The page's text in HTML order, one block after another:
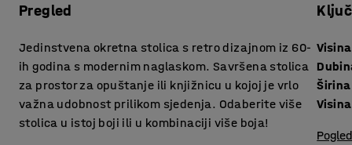
Pregled
Jedinstvena okretna stolica s retro dizajnom iz 60-
ih godina s modernim naglaskom. Savršena stolica
za prostor za opuštanje ili knjižnicu u kojoj je vrlo
važna udobnost prilikom sjedenja. Odaberite više
stolica u istoj boji ili u kombinaciji više boja!
Visina